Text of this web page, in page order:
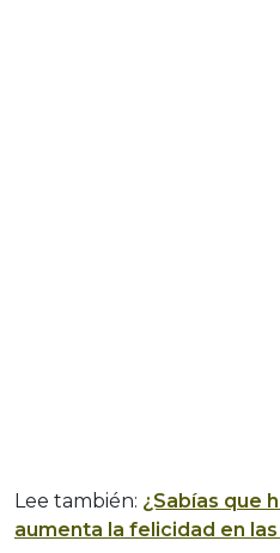
Lee también: ¿Sabías que
aumenta la felicidad en